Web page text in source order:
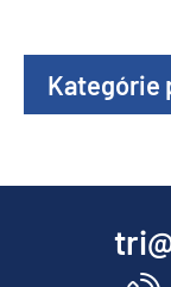
Kategórie